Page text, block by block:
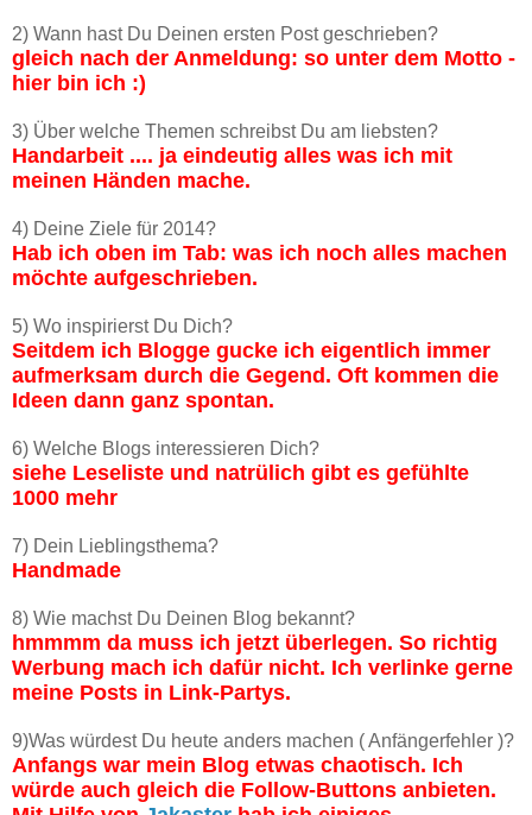
2) Wann hast Du Deinen ersten Post geschrieben?
gleich nach der Anmeldung: so unter dem Motto -
hier bin ich :)
3) Über welche Themen schreibst Du am liebsten?
Handarbeit .... ja eindeutig alles was ich mit
meinen Händen mache.
4) Deine Ziele für 2014?
Hab ich oben im Tab: was ich noch alles machen
möchte aufgeschrieben.
5) Wo inspirierst Du Dich?
Seitdem ich Blogge gucke ich eigentlich immer
aufmerksam durch die Gegend. Oft kommen die
Ideen dann ganz spontan.
6) Welche Blogs interessieren Dich?
siehe Leseliste und natrülich gibt es gefühlte
1000 mehr
7) Dein Lieblingsthema?
Handmade
8) Wie machst Du Deinen Blog bekannt?
hmmmm da muss ich jetzt überlegen. So richtig
Werbung mach ich dafür nicht. Ich verlinke gerne
meine Posts in Link-Partys.
9)Was würdest Du heute anders machen ( Anfängerfehler )?
Anfangs war mein Blog etwas chaotisch. Ich
würde auch gleich die Follow-Buttons anbieten.